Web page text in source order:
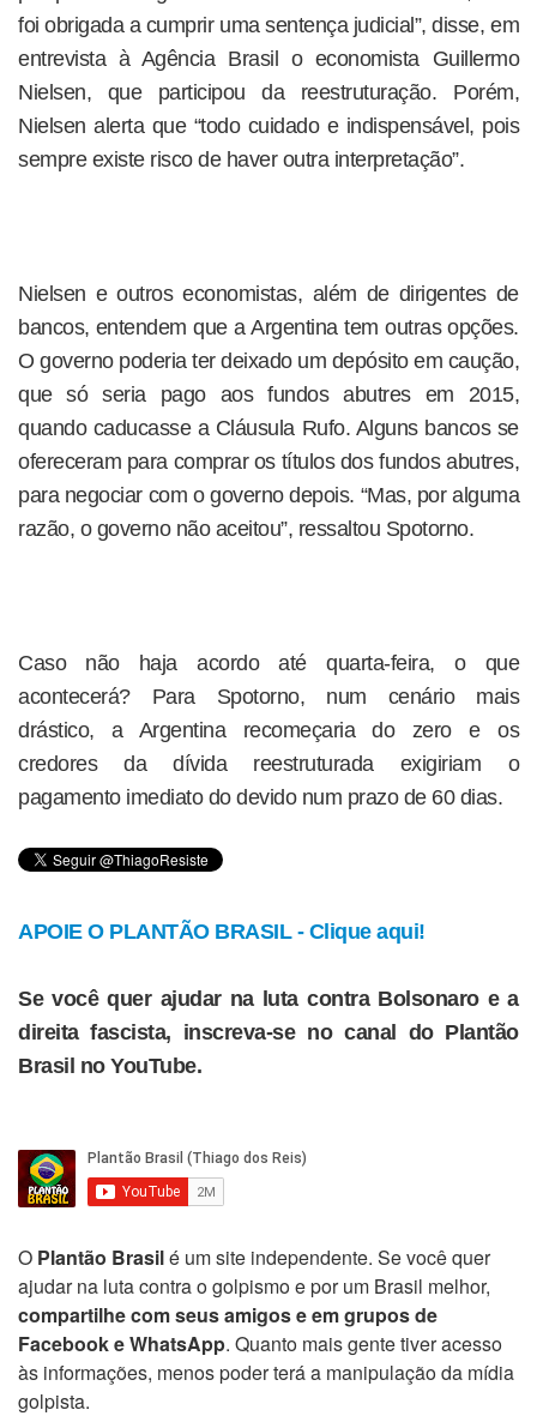
foi obrigada a cumprir uma sentença judicial”, disse, em
entrevista à Agência Brasil o economista Guillermo
Nielsen, que participou da reestruturação. Porém,
Nielsen alerta que “todo cuidado e indispensável, pois
sempre existe risco de haver outra interpretação”.
Nielsen e outros economistas, além de dirigentes de
bancos, entendem que a Argentina tem outras opções.
O governo poderia ter deixado um depósito em caução,
que só seria pago aos fundos abutres em 2015,
quando caducasse a Cláusula Rufo. Alguns bancos se
ofereceram para comprar os títulos dos fundos abutres,
para negociar com o governo depois. “Mas, por alguma
razão, o governo não aceitou”, ressaltou Spotorno.
Caso não haja acordo até quarta-feira, o que
acontecerá? Para Spotorno, num cenário mais
drástico, a Argentina recomeçaria do zero e os
credores da dívida reestruturada exigiriam o
pagamento imediato do devido num prazo de 60 dias.
APOIE O PLANTÃO BRASIL - Clique aqui!
Se você quer ajudar na luta contra Bolsonaro e a
direita fascista, inscreva-se no canal do Plantão
Brasil no YouTube.
O Plantão Brasilé um site independente. Se você quer
ajudar na luta contra o golpismo e por um Brasil melhor,
compartilhe com seus amigos e em grupos de
Facebook e WhatsApp. Quanto mais gente tiver acesso
às informações, menos poder terá a manipulação da mídia
golpista.